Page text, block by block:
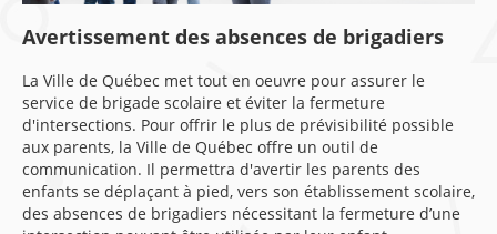
Avertissement des absences de brigadiers
La Ville de Québec met tout en oeuvre pour assurer le
service de brigade scolaire et éviter la fermeture
d'intersections. Pour offrir le plus de prévisibilité possible
aux parents, la Ville de Québec offre un outil de
communication. Il permettra d'avertir les parents des
enfants se déplaçant à pied, vers son établissement scolaire,
des absences de brigadiers nécessitant la fermeture d’une